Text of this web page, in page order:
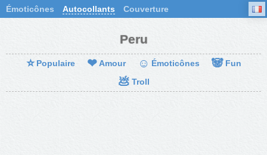
Émoticônes Autocollants Couverture
Peru
⭐ Populaire ❤ Amour ☺ Émoticônes 🐼 Fun
💩 Troll